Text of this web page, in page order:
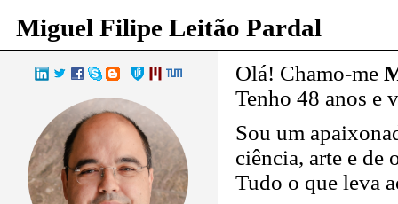
Miguel Filipe Leitão Pardal
Olá! Chamo-me
Tenho 48 anos e
Sou um
ciência, arte e de
Tudo o que leva